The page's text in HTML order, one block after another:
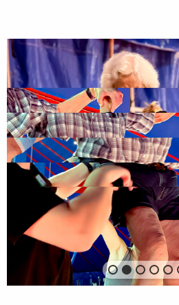
ARTSDUC
Acteur local : Cirque Octave